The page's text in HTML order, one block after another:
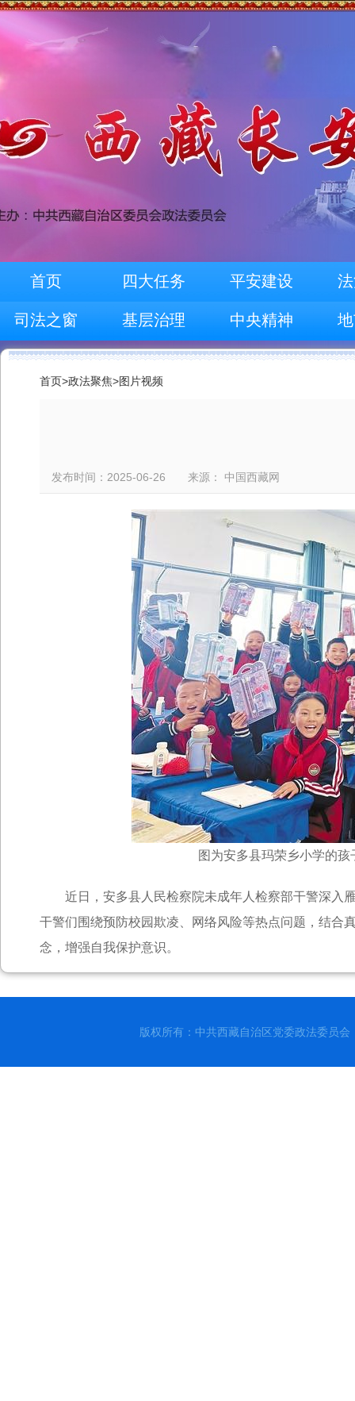
首页 四大任务 平安建设
司法之窗 基层治理 中央精神
首页>政法聚焦>图片视频
发布时间：2025-06-26 来源： 中国西藏网
图为安多县玛荣乡小学的
近日，安多县人民检察院未成年人检察部干警深入
干警们围绕预防校园欺凌、网络风险等热点问题，结合
念，增强自我保护意识。
版权所有：中共西藏自治区党委政法委员